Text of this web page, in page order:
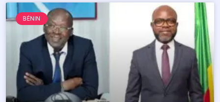
BÉNIN